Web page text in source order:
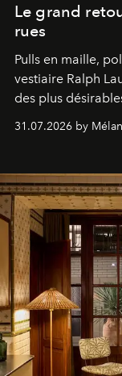
Le grand
rues
Pulls en maille,
vestiaire Ralph
des plus
31.07.2026 by